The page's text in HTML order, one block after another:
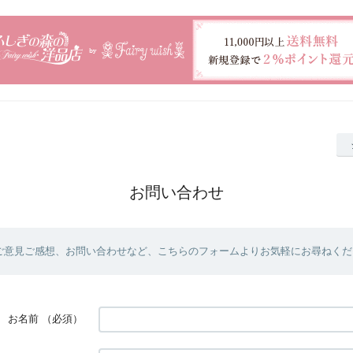
お問い合わせ
見ご感想、お問い合わせなど、こちらのフォームよりお気軽にお尋ねくだ
お名前 （必須）